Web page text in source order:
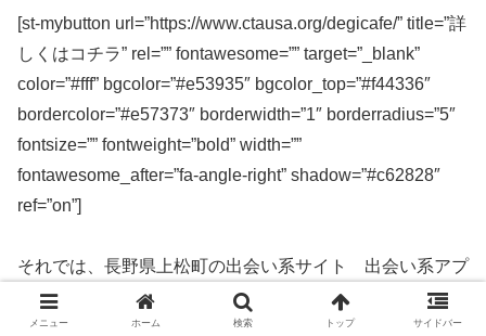
[st-mybutton url=”https://www.ctausa.org/degicafe/” title=”詳
しくはコチラ” rel=”” fontawesome=”” target=”_blank”
color=”#fff” bgcolor=”#e53935″ bgcolor_top=”#f44336″
bordercolor=”#e57373″ borderwidth=”1″ borderradius=”5″
fontsize=”” fontweight=”bold” width=””
fontawesome_after=”fa-angle-right” shadow=”#c62828″
ref=”on”]
それでは、長野県上松町の出会い系サイト 出会い系アプ
リを実際に使ってみた感想などを解説します。
メニュー ホーム 検索 トップ サイドバー